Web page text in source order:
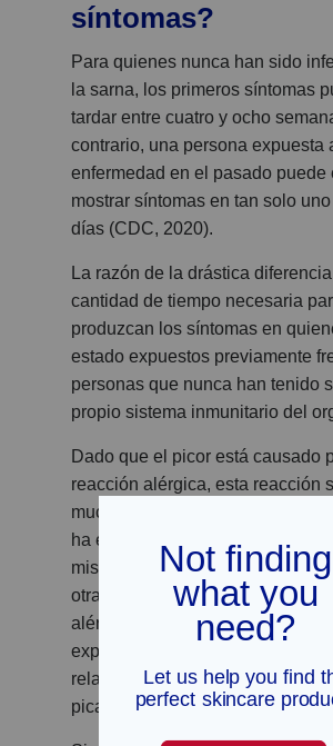
síntomas?
Para quienes nunca han sido
la sarna, los primeros síntomas
tardar entre cuatro y ocho
contrario, una persona expuesta
enfermedad en el pasado puede
mostrar síntomas en tan solo
días (CDC, 2020).
La razón de la drástica
cantidad de tiempo necesaria
produzcan los síntomas en
estado expuestos previamente
personas que nunca han tenido
propio sistema inmunitario del
Dado que el picor está causado
reacción alérgica, esta reacción
mucho más rápidamente en
ha estado expuesto a la
mismo proceso que
otra reacción alérgica. Por
alérgicos a las picaduras de
experimentar una reacción
relativamente leve la primera vez
pican.